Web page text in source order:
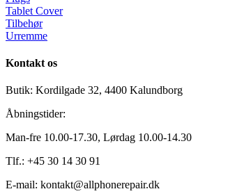
Tablet Cover
Tilbehør
Urremme
Kontakt os
Butik: Kordilgade 32, 4400 Kalundborg
Åbningstider:
Man-fre 10.00-17.30, Lørdag 10.00-14.30
Tlf.: +45 30 14 30 91
E-mail: kontakt@allphonerepair.dk